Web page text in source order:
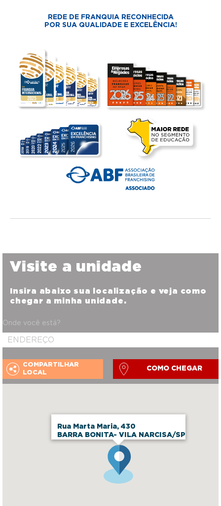
REDE DE FRANQUIA RECONHECIDA
POR SUA QUALIDADE E EXCELÊNCIA!
Rua Marta Maria, 430
BARRA BONITA- VILA NARCISA/SP
Visite a unidade
Insira abaixo sua localização e veja como
chegar a minha unidade.
Onde você está?
COMPARTILHAR
LOCAL
COMO CHEGAR